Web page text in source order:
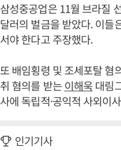
삼성중공업은 11월 브라질
달러의 벌금을 받았다. 이들
서야 한다고 주장했다.
또 배임횡령 및 조세포탈 혐
취 혐의를 받는이해욱대림
사에 독립적·공익적 사외이
인기기사